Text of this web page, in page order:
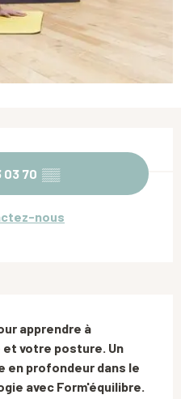
03 70 ▒▒
nous
apprendre à
votre posture. Un
en profondeur dans le
avec Form'équilibre.